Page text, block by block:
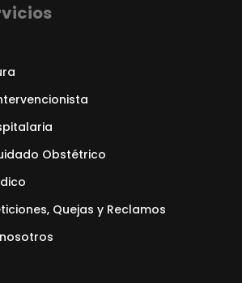
Obstétrico
Quejas y Reclamos